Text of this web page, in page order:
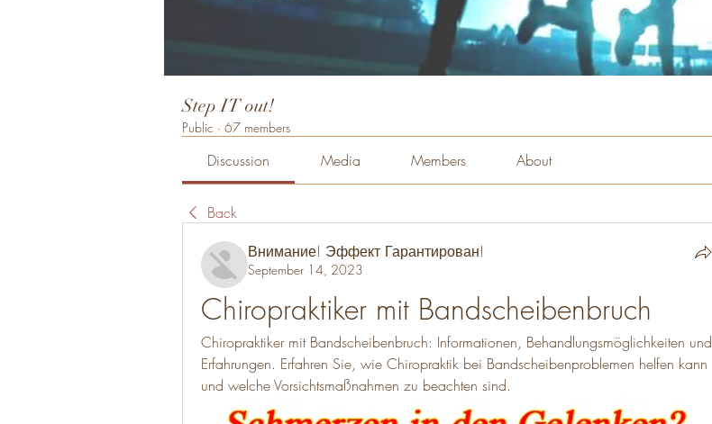
Step IT out!
Public · 67 members
Discussion Media Members About
Back
Внимание! Эффект Гарантирован!
September 14, 2023
Chiropraktiker mit Bandscheibenbruch
Chiropraktiker mit Bandscheibenbruch: Informationen, Behandlungsmöglichkeiten und
Erfahrungen. Erfahren Sie, wie Chiropraktik bei Bandscheibenproblemen helfen kann
und welche Vorsichtsmaßnahmen zu beachten sind.